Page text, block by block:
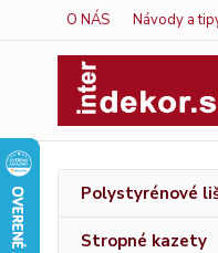
O NÁS Návody a
Polystyrénové
Stropné kazety